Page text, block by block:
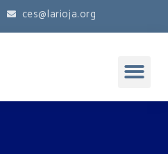
ces@larioja.org